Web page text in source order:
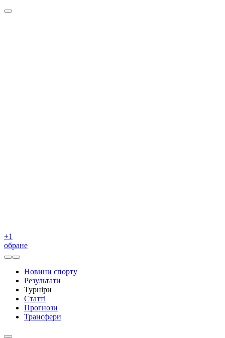
+1
обране
Новини спорту
Результати
Турніри
Статті
Прогнози
Трансфери